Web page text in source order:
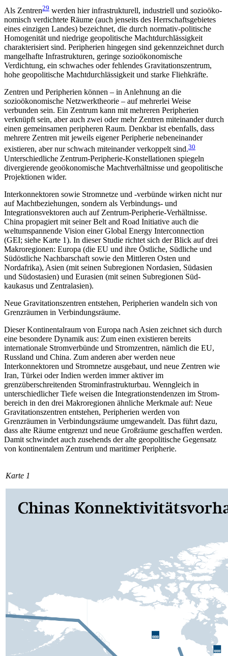
Als Zentren29 werden hier infrastrukturell, indu­striell und sozioöko­
nomisch verdichtete Räume (auch jenseits des Herrschaftsgebietes
eines einzigen Landes) bezeichnet, die durch normativ-politische
Homogenität und niedrige geopolitische Machtdurchlässigkeit
charakterisiert sind. Peripherien hingegen sind ge­kennzeichnet durch
mangelhafte Infrastrukturen, geringe sozioökonomische
Verdichtung, ein schwaches oder fehlendes Gravitationszentrum,
hohe geo­politische Machtdurchlässigkeit und starke Fliehkräfte.
Zentren und Peripherien können – in Anlehnung an die
sozioökonomische Netzwerktheorie – auf mehrerlei Weise
verbunden sein. Ein Zentrum kann mit mehreren Peripherien
verknüpft sein, aber auch zwei oder mehr Zentren miteinander durch
einen gemeinsamen peripheren Raum. Denkbar ist eben­falls, dass
mehrere Zentren mit jeweils eigener Peri­pherie nebeneinander
existieren, aber nur schwach miteinander verkoppelt sind.30
Unterschiedliche Zentrum-Peripherie-Konstellationen spiegeln
diver­gierende geoökonomische Machtverhältnisse und geopolitische
Projektionen wider.
Interkonnektoren sowie Stromnetze und -verbünde wirken nicht nur
auf Machtbeziehungen, sondern als Verbindungs- und
Integrationsvektoren auch auf Zentrum-Peripherie-Verhältnisse.
China propagiert mit seiner Belt and Road Initiative auch die
weltumspan­nende Vision einer Global Energy Interconnection
(GEI; siehe Karte 1). In dieser Studie richtet sich der Blick auf drei
Makroregionen: Europa (die EU und ihre Öst­liche, Südliche und
Südöstliche Nachbarschaft sowie den Mittleren Osten und
Nordafrika), Asien (mit seinen Subregionen Nordasien, Südasien
und Südost­asien) und Eurasien (mit seinen Sub­regionen Süd­
kaukasus und Zentralasien).
Neue Gravitationszentren entstehen, Peripherien wandeln sich von
Grenz­räumen in Verbindungsräume.
Dieser Kontinentalraum von Europa nach Asien zeichnet sich durch
eine besondere Dynamik aus: Zum einen existieren bereits
internationale Stromverbünde und Stromzentren, nämlich die EU,
Russ­land und China. Zum anderen aber werden neue
Interkonnektoren und Stromnetze ausgebaut, und neue Zentren wie
Iran, Türkei oder Indien werden immer aktiver im
grenzüberschreitenden Strominfrastrukturbau. Wenngleich in
unterschiedlicher Tiefe weisen die Integrationstendenzen im Strom­
bereich in den drei Makroregionen ähnliche Merk­male auf: Neue
Gravitationszentren entstehen, Peri­pherien werden von
Grenzräumen in Verbindungsräume umgewandelt. Das führt dazu,
dass alte Räume ent­grenzt und neue Großräume geschaffen werden.
Damit schwindet auch zusehends der alte geopolitische Gegensatz
von kontinentalem Zentrum und maritimer Peripherie.
Karte 1